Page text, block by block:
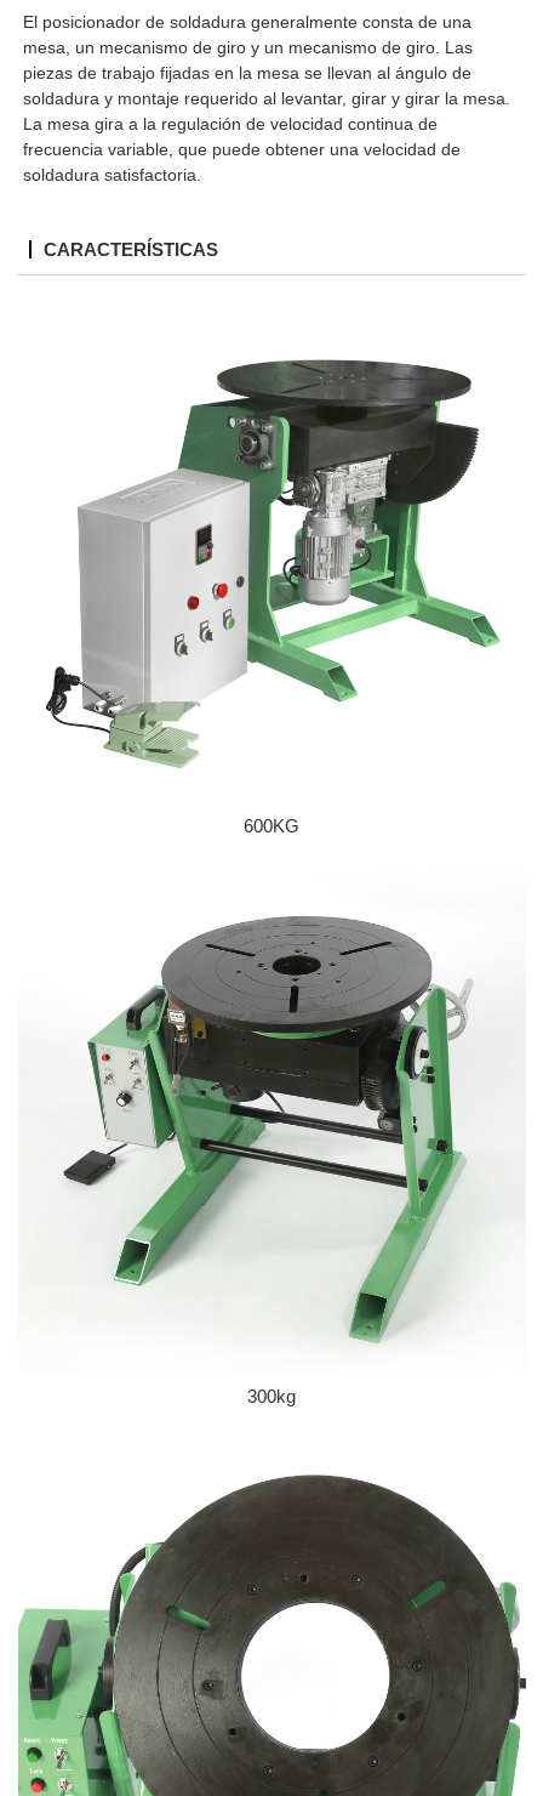
El posicionador de soldadura generalmente consta de una
mesa, un mecanismo de giro y un mecanismo de giro. Las
piezas de trabajo fijadas en la mesa se llevan al ángulo de
soldadura y montaje requerido al levantar, girar y girar la mesa.
La mesa gira a la regulación de velocidad continua de
frecuencia variable, que puede obtener una velocidad de
soldadura satisfactoria.
CARACTERÍSTICAS
600KG
300kg